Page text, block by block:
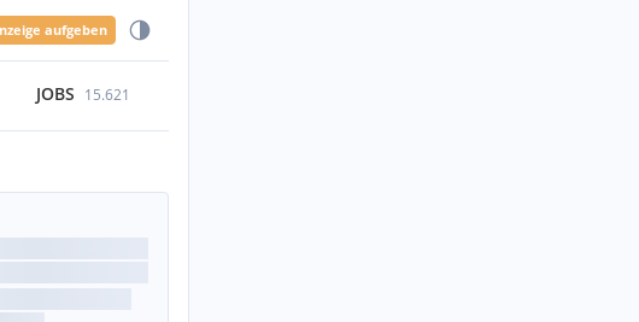
aufgeben
JOBS 15.621